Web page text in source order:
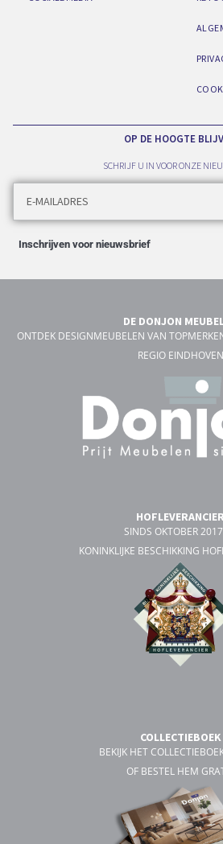
OP DE HOOGTE
SCHRIJF U IN VOOR ONZE
Inschrijven voor nieuwsbrief
DE DONJON
ONTDEK DESIGNMEUBELEN VAN
REGIO EINDHOVEN
HOFLEVERANCIER
SINDS OKTOBER 2017
KONINKLIJKE BESCHIKKING
COLLECTIEBOEK
BEKIJK HET
OF BESTEL HEM